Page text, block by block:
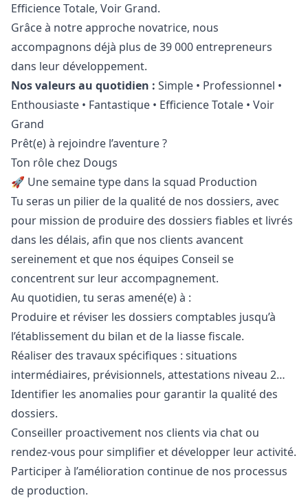
Efficience Totale, Voir Grand.
Grâce à notre approche novatrice, nous
accompagnons déjà plus de 39 000 entrepreneurs
dans leur développement.
Nos valeurs au quotidien : Simple • Professionnel •
Enthousiaste • Fantastique • Efficience Totale • Voir
Grand
Prêt(e) à rejoindre l’aventure ?
Ton rôle chez Dougs
🚀 Une semaine type dans la squad Production
Tu seras un pilier de la qualité de nos dossiers, avec
pour mission de produire des dossiers fiables et livrés
dans les délais, afin que nos clients avancent
sereinement et que nos équipes Conseil se
concentrent sur leur accompagnement.
Au quotidien, tu seras amené(e) à :
Produire et réviser les dossiers comptables jusqu’à
l’établissement du bilan et de la liasse fiscale.
Réaliser des travaux spécifiques : situations
intermédiaires, prévisionnels, attestations niveau 2…
Identifier les anomalies pour garantir la qualité des
dossiers.
Conseiller proactivement nos clients via chat ou
rendez-vous pour simplifier et développer leur activité.
Participer à l’amélioration continue de nos processus
de production.